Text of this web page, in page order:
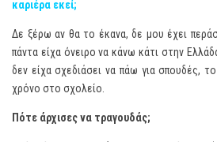
καριέρα εκεί;
Δε ξέρω αν θα το έκανα, δε μου έχει
πάντα είχα όνειρο να κάνω κάτι στην
δεν είχα σχεδιάσει να πάω για σπουδές,
χρόνο στο σχολείο.
Πότε άρχισες να τραγουδάς;